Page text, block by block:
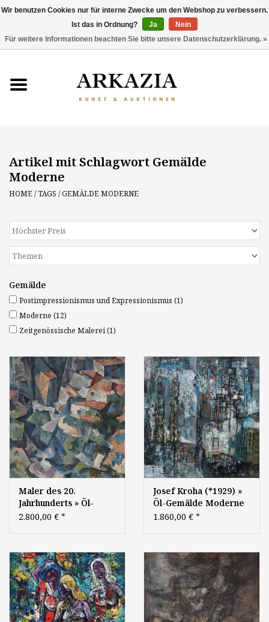
AKTUELLER KATALOG
ÜBER UNS
THEMEN
ENTDECKEN
Artikel mit Schlagwort Gemälde
Moderne
HOME/TAGS /GEMÄLDE MODERNE
Gemälde
Postimpressionismus und Expressionismus (1)
Moderne (12)
Zeitgenössische Malerei(1)
Maler des 20.
Jahrhunderts » Öl-
Gemälde Moderne
2.800,00 € *
Josef Kroha (*1929) »
Öl-Gemälde Moderne
abstrakte Malerei
1.860,00 € *
Wir benutzen Cookies nur für interne Zwecke um den Webshop zu verbessern.
Ist das in Ordnung?
Ja
Nein
Für weitere Informationen beachten Sie bitte unsere Datenschutzerklärung. »